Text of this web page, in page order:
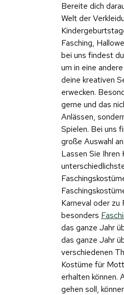
Bereite dich
Welt der
Fasching,
bei uns findest
um in eine
deine kreativen
erwecken.
gerne und das
Anlässen,
Spielen. Bei uns
große Auswahl
Lassen Sie Ihren
Karneval oder zu
besonders
das ganze Jahr
das ganze Jahr
verschiedenen
Kostüme für
erhalten können.
gehen soll,